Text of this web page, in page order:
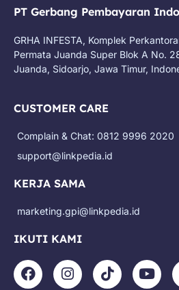
PT Gerbang Pembayaran
GRHA INFESTA, Komplek
Permata Juanda Super Blok A No.
Juanda, Sidoarjo, Jawa Timur,
CUSTOMER CARE
Complain & Chat: 0812 9996 2020
support@linkpedia.id
KERJA SAMA
marketing.gpi@linkpedia.id
IKUTI KAMI
F
a
I
n
T
i
Y
o